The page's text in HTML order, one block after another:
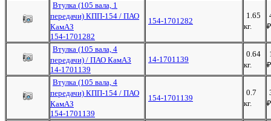
Втулка (105 вала, 1
передачи) КПП-154 / ПАО
КамАЗ
154-1701282
154-1701282
1.65
кг.
₽
Втулка (105 вала, 4
передачи) / ПАО КамАЗ
14-1701139
14-1701139
0.64
кг.
₽
Втулка (105 вала, 4
передачи) КПП-154 / ПАО
КамАЗ
154-1701139
154-1701139
0.7
кг.
₽